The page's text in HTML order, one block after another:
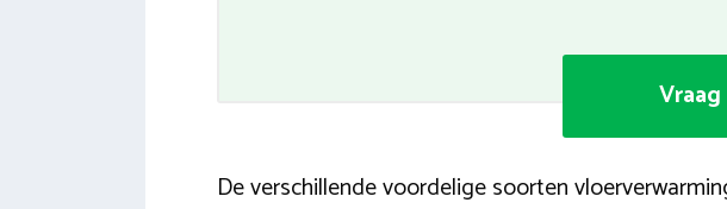
De verschillende voordelige soorten